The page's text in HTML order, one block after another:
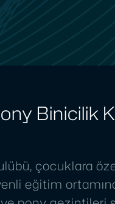
Binicilik
çocuklara
eğitim